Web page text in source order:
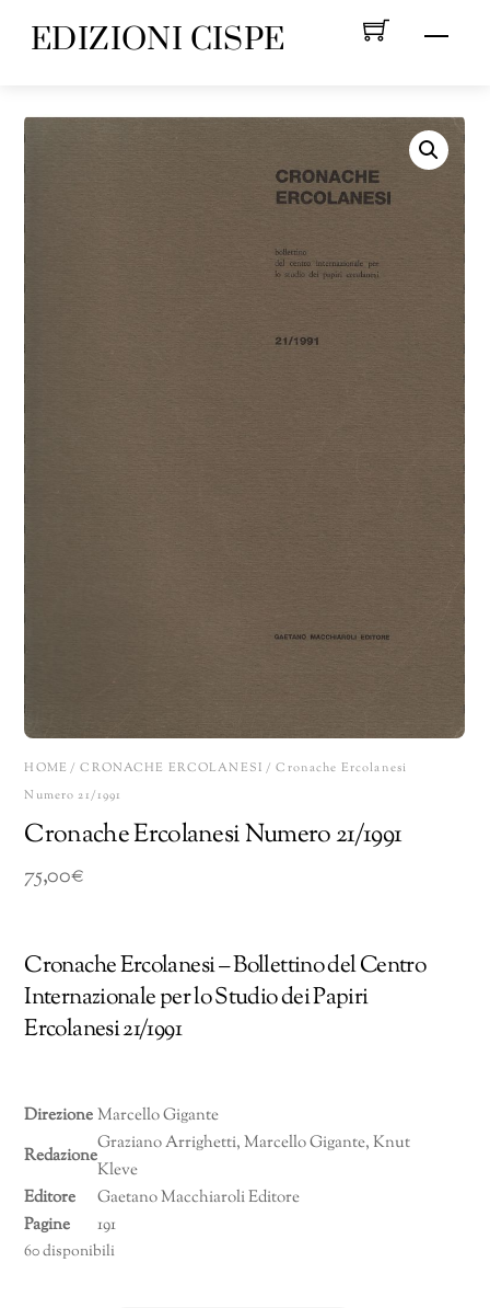
Menu
EDIZIONI CISPE
HOME /CRONACHE ERCOLANESI / Cronache Ercolanesi
Numero 21/1991
Cronache Ercolanesi Numero 21/1991
75,00€
Cronache Ercolanesi – Bollettino del Centro
Internazionale per lo Studio dei Papiri
Ercolanesi 21/1991
Direzione Marcello Gigante
Redazione
Graziano Arrighetti, Marcello Gigante, Knut
Kleve
Editore
Gaetano Macchiaroli Editore
Pagine
191
60 disponibili